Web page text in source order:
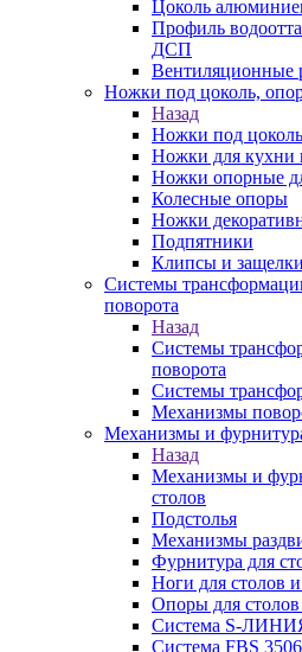
Цоколь
Профиль
ДСП
Вентиляционные
Ножки под цоколь,
Назад
Ножки под
Ножки для кухни
Ножки опорные
Колесные опоры
Ножки
Подпятники
Клипсы и
Системы
поворота
Назад
Системы
поворота
Системы
Механизмы
Механизмы и
Назад
Механизмы и
столов
Подстолья
Механизмы
Фурнитура для
Ноги для столов
Опоры для
Система S-
Система FBS 3506